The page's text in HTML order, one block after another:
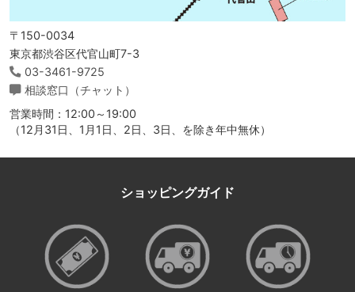
〒150-0034
東京都渋谷区代官山町7-3
03-3461-9725
相談窓口（チャット）
営業時間：12:00～19:00
（12月31日、1月1日、2日、3日、を除き年中無休）
ショッピングガイド